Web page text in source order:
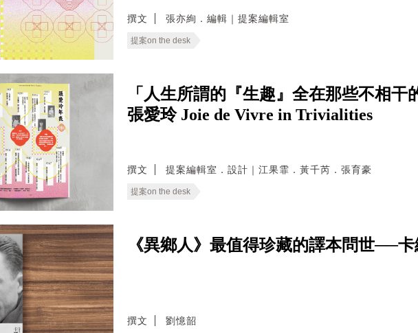
撰文 張亦絢．編輯｜提案編輯室
提案on the desk
「人生所謂的『生趣』全在那些不相
張愛玲 Joie de Vivre in Trivialities
撰文 提案編輯室．設計｜江果霏．黃千芮．張育豪
提案on the desk
《異鄉人》最值得珍藏的譯本問世──
撰文 劉憶韶